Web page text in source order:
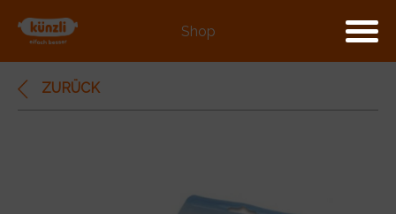
Shop
ZURÜCK